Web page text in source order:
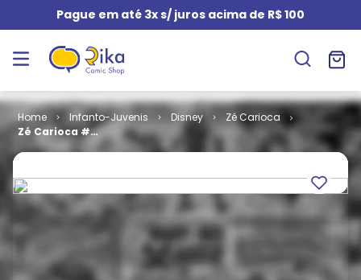
Pague em até 3x s/ juros acima de R$ 100
Infanto-Juvenis Disney
Zé Carioca
Zé Carioca #
2143